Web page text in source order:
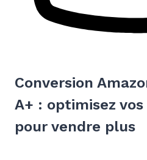
Conversion
A+ : optimisez
pour vendre plus